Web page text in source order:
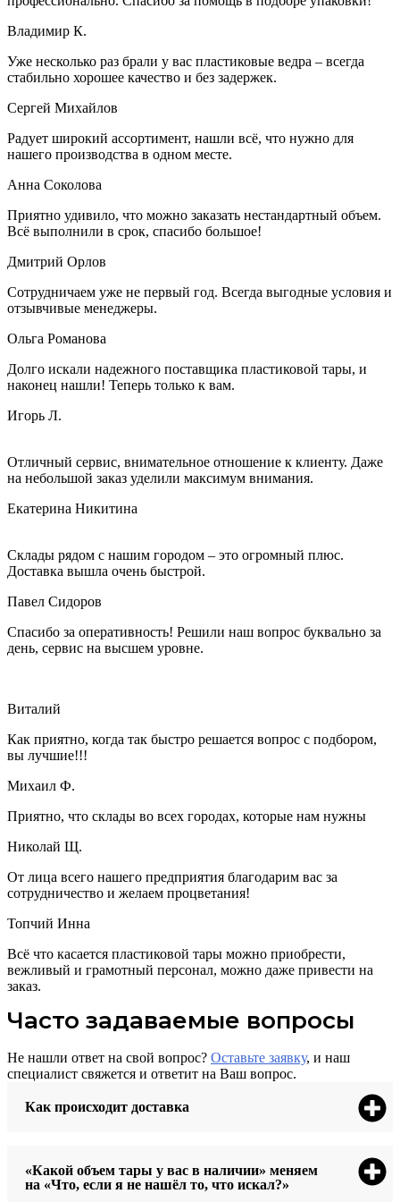
Владимир К.
Уже несколько раз брали у вас пластиковые ведра – всегда
стабильно хорошее качество и без задержек.
Сергей Михайлов
Радует широкий ассортимент, нашли всё, что нужно для
нашего производства в одном месте.
Анна Соколова
Приятно удивило, что можно заказать нестандартный объем.
Всё выполнили в срок, спасибо большое!
Дмитрий Орлов
Сотрудничаем уже не первый год. Всегда выгодные условия и
отзывчивые менеджеры.
Ольга Романова
Долго искали надежного поставщика пластиковой тары, и
наконец нашли! Теперь только к вам.
Игорь Л.
Отличный сервис, внимательное отношение к клиенту. Даже
на небольшой заказ уделили максимум внимания.
Екатерина Никитина
Склады рядом с нашим городом – это огромный плюс.
Доставка вышла очень быстрой.
Павел Сидоров
Спасибо за оперативность! Решили наш вопрос буквально за
день, сервис на высшем уровне.
Виталий
Как приятно, когда так быстро решается вопрос с подбором,
вы лучшие!!!
Михаил Ф.
Приятно, что склады во всех городах, которые нам нужны
Николай Щ.
От лица всего нашего предприятия благодарим вас за
сотрудничество и желаем процветания!
Топчий Инна
Всё что касается пластиковой тары можно приобрести,
вежливый и грамотный персонал, можно даже привести на
заказ.
Часто задаваемые вопросы
Не нашли ответ на свой вопрос? Оставьте заявку, и наш
специалист свяжется и ответит на Ваш вопрос.
Как происходит доставка
«Какой объем тары у вас в наличии» меняем
на «Что, если я не нашёл то, что искал?»